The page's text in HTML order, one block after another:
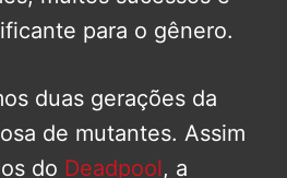
para o gênero.
duas gerações da
de mutantes. Assim
do Deadpool, a